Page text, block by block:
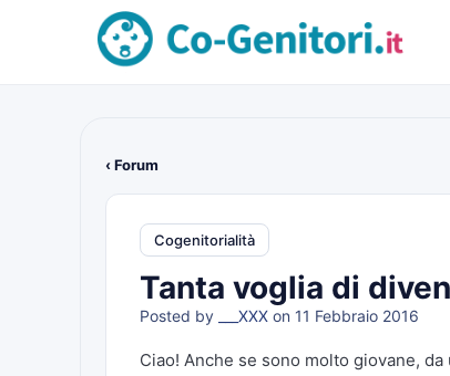
‹ Forum
Cogenitorialità
Tanta voglia di
Posted by ___XXX on 11 Febbraio 2016
Ciao! Anche se sono molto giovane,